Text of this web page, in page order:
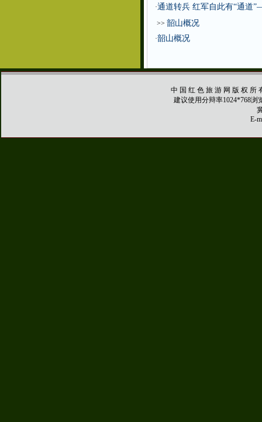
·通道转兵 红军自此有“通道
>> 韶山概况
·韶山概况
中 国 红 色 旅 游 网 版 权 所
建议使用分辩率1024*768浏
E-